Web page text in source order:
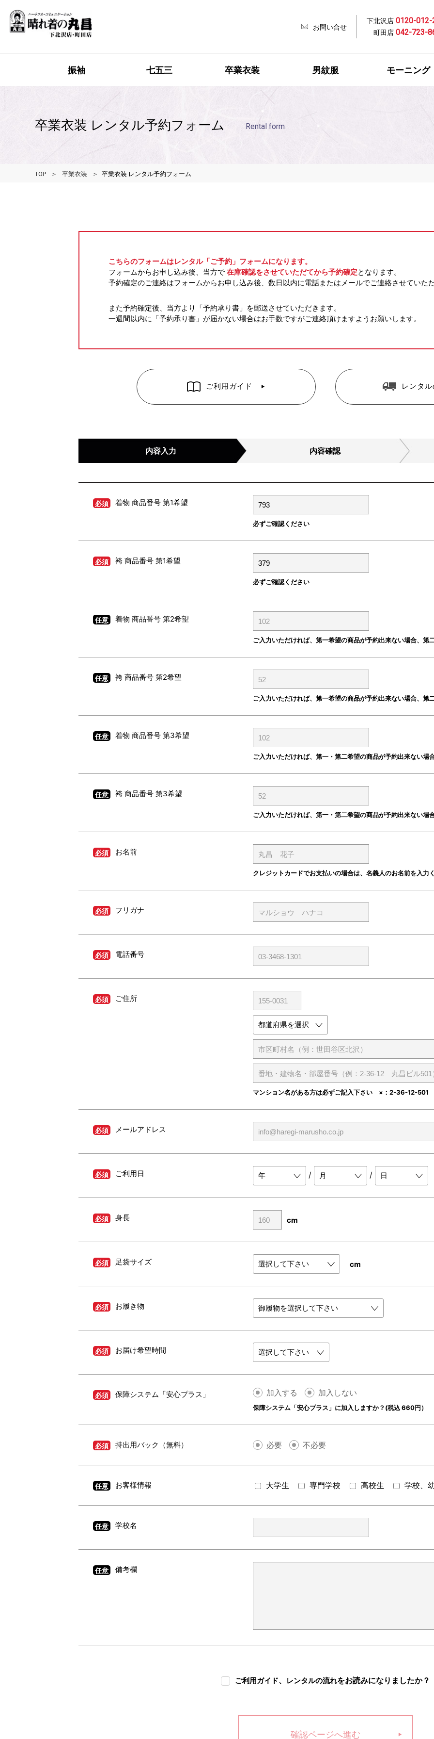
お問い合せ
下北沢店 0120-012-
町田店 042-723-
振袖 七五三 卒業衣装 男紋服 モーニング
卒業衣装 レンタル予約フォーム Rental form
TOP 卒業衣装 卒業衣装 レンタル予約フォーム
こちらのフォームはレンタル「ご予約」フォームになります。
フォームからお申し込み後、当方で 在庫確認をさせていただてから予約確定となります。
予約確定のご連絡はフォームからお申し込み後、数日以内に電話またはメールでご連絡させていた
また予約確定後、当方より「予約承り書」を郵送させていただきます。
一週間以内に「予約承り書」が届かない場合はお手数ですがご連絡頂けますようお願いします。
ご利用ガイド レンタ
内容入力 内容確認
必須 着物 商品番号 第1希望
必ずご確認ください
必須 袴 商品番号 第1希望
必ずご確認ください
任意 着物 商品番号 第2希望
ご入力いただければ、第一希望の商品が予約出来ない場合、第
任意 袴 商品番号 第2希望
ご入力いただければ、第一希望の商品が予約出来ない場合、第
任意 着物 商品番号 第3希望
ご入力いただければ、第一・第二希望の商品が予約出来ない場
任意 袴 商品番号 第3希望
ご入力いただければ、第一・第二希望の商品が予約出来ない場
必須 お名前
クレジットカードでお支払いの場合は、名義人のお名前を入力く
必須 フリガナ
必須 電話番号
必須 ご住所
マンション名がある方は必ずご記入下さい ×：2-36-12-
必須 メールアドレス
必須 ご利用日 / /
必須 身長 cm
必須 足袋サイズ cm
必須 お履き物
必須 お届け希望時間
必須 保障システム「安心プラス」 加入する 加入しない
保障システム「安心プラス」に加入しますか？(税込 660円）
必須 持出用バック（無料） 必要 不必要
任意 お客様情報 大学生 専門学校 高校生 学校、
任意 学校名
任意 備考欄
ご利用ガイド、 レンタルの流れをお読みになりましたか？
確認ページへ進む